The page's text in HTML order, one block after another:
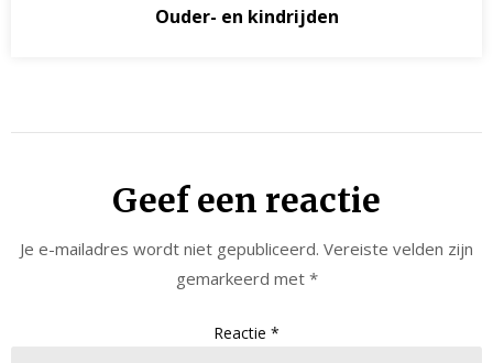
Ouder- en kindrijden
Geef een reactie
Je e-mailadres wordt niet gepubliceerd. Vereiste velden zijn
gemarkeerd met *
Reactie *